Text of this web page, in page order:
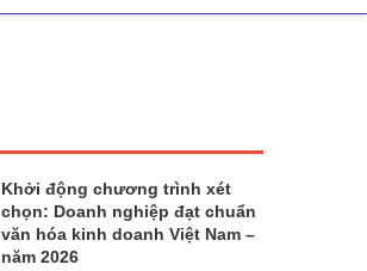
Khởi động chương trình xét
chọn: Doanh nghiệp đạt chuẩn
văn hóa kinh doanh Việt Nam –
năm 2026